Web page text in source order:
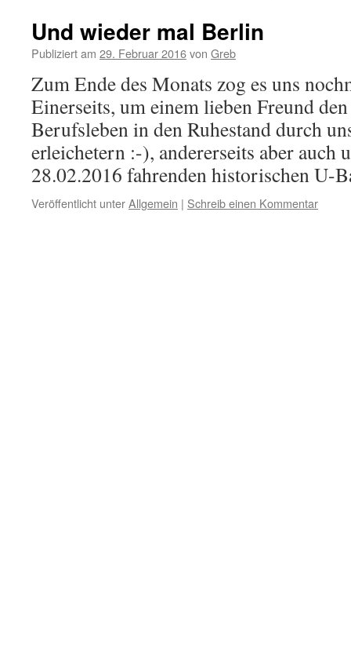
Und wieder mal Berlin
Publiziert am 29. Februar 2016von Greb
Zum Ende des Monats zog es uns
Einerseits, um einem lieben Freund
Berufsleben in den Ruhestand durch
erleichetern :-), andererseits aber auch
28.02.2016 fahrenden historischen
Veröffentlicht unterAllgemein | Schreib einen Kommentar